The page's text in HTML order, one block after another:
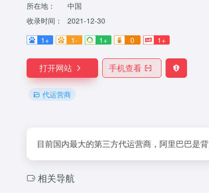
所在地：
中国
收录时间：
2021-12-30
1+
1- 1+ 0 1+
打开网站 手机查看
代运营商
目前国内最大的第三方代运营商，阿里巴巴是背
相关导航